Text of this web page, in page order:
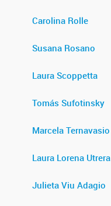
Carolina Rolle
Susana Rosano
Laura Scoppetta
Tomás Sufotinsky
Marcela Ternavasio
Laura Lorena Utrera
Julieta Viu Adagio